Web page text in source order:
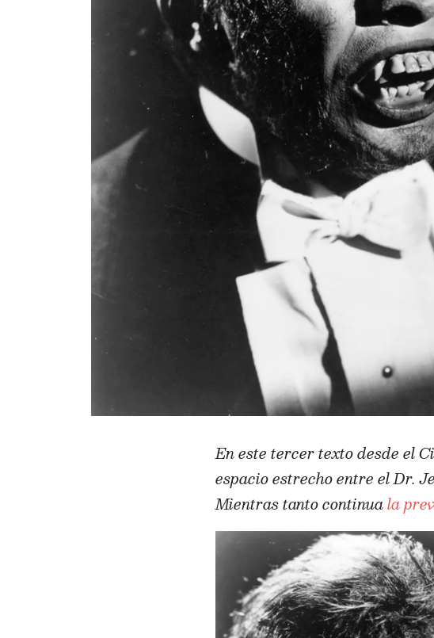
En este tercer texto desde el
espacio estrecho entre el Dr.
Mientras tanto continuala